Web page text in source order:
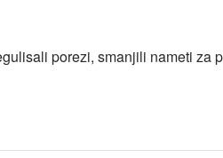
porezi, smanjili nameti za